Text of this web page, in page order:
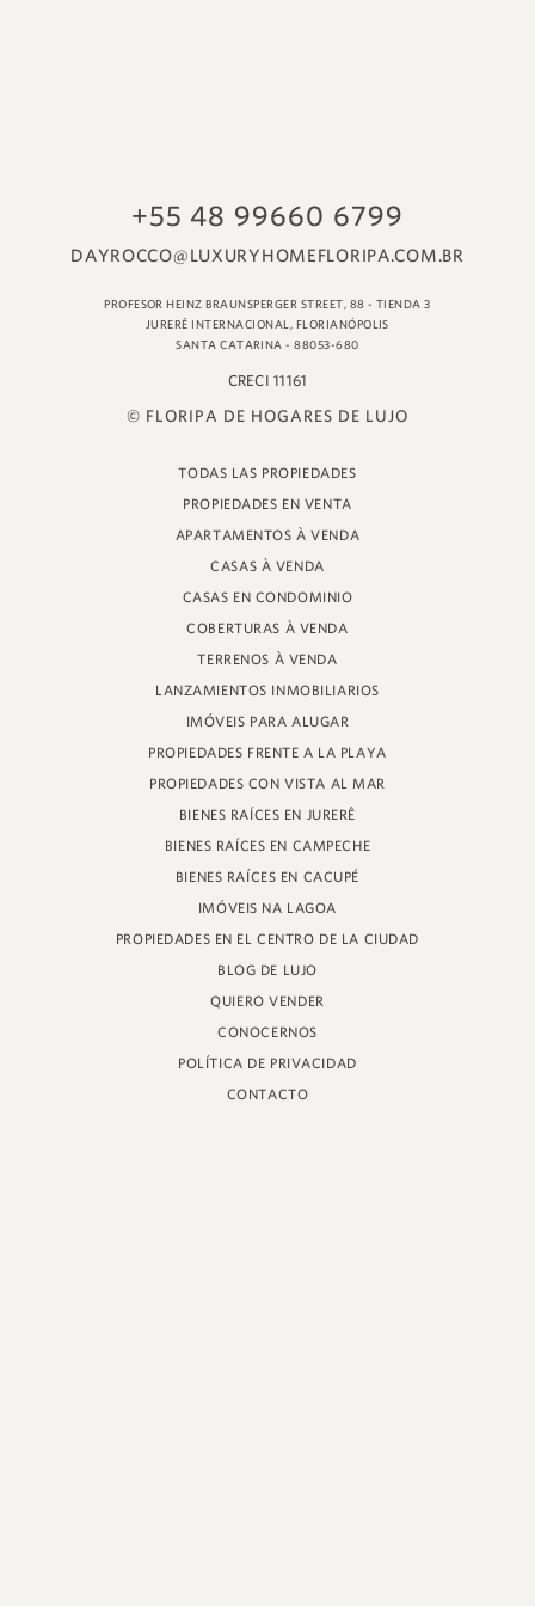
PROFESOR HEINZ BRAUNSPERGER STREET, 88 - TIENDA 3
JURERÊ INTERNACIONAL, FLORIANÓPOLIS
SANTA CATARINA - 88053-680
CRECI 11161
© FLORIPA DE HOGARES DE LUJO
TODAS LAS PROPIEDADES
PROPIEDADES EN VENTA
APARTAMENTOS À VENDA
CASAS À VENDA
CASAS EN CONDOMINIO
COBERTURAS À VENDA
TERRENOS À VENDA
LANZAMIENTOS INMOBILIARIOS
IMÓVEIS PARA ALUGAR
PROPIEDADES FRENTE A LA PLAYA
PROPIEDADES CON VISTA AL MAR
BIENES RAÍCES EN JURERÊ
BIENES RAÍCES EN CAMPECHE
BIENES RAÍCES EN CACUPÉ
IMÓVEIS NA LAGOA
PROPIEDADES EN EL CENTRO DE LA CIUDAD
BLOG DE LUJO
QUIERO VENDER
CONOCERNOS
POLÍTICA DE PRIVACIDAD
CONTACTO